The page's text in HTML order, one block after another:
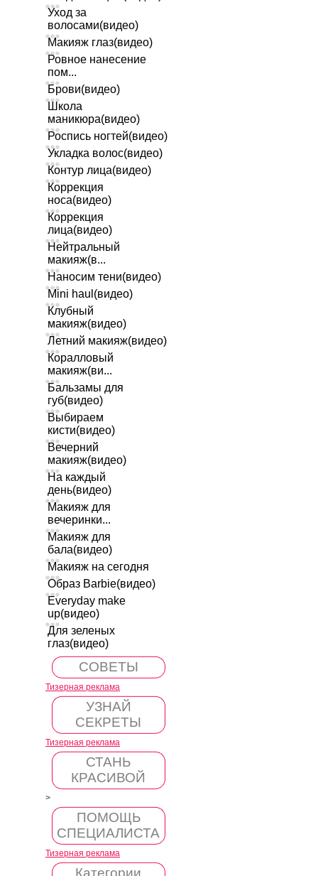
Уход за
волосами(видео)
Макияж глаз(видео)
Ровное нанесение
пом...
Брови(видео)
Школа
маникюра(видео)
Роспись ногтей(видео)
Укладка волос(видео)
Контур лица(видео)
Коррекция
носа(видео)
Коррекция
лица(видео)
Нейтральный
макияж(в...
Наносим тени(видео)
Mini haul(видео)
Клубный
макияж(видео)
Летний макияж(видео)
Коралловый
макияж(ви...
Бальзамы для
губ(видео)
Выбираем
кисти(видео)
Вечерний
макияж(видео)
На каждый
день(видео)
Макияж для
вечеринки...
Макияж для
бала(видео)
Макияж на сегодня
Образ Barbie(видео)
Everyday make
up(видео)
Для зеленых
глаз(видео)
СОВЕТЫ
Тизерная реклама
УЗНАЙ
СЕКРЕТЫ
Тизерная реклама
СТАНЬ
КРАСИВОЙ
>
ПОМОЩЬ
СПЕЦИАЛИСТА
Тизерная реклама
Категории